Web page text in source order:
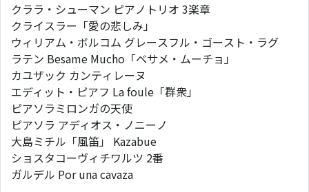
クララ・シューマン ピアノトリオ 3楽章
クライスラー「愛の悲しみ」
ウィリアム・ボルコム グレースフル・ゴースト・ラグ
ラテン Besame Mucho「ベサメ・ムーチョ」
カユザック カンティレーヌ
エディット・ピアフ La foule「群衆」
ピアソラミロンガの天使
ピアソラ アディオス・ノニーノ
大島ミチル「風笛」 Kazabue
ショスタコーヴィチワルツ 2番
ガルデル Por una cavaza